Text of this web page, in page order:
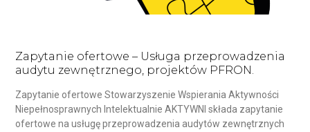
Zapytanie ofertowe – Usługa przeprowadzenia
audytu zewnętrznego, projektów PFRON.
Zapytanie ofertowe Stowarzyszenie Wspierania Aktywności
Niepełnosprawnych Intelektualnie AKTYWNI składa zapytanie
ofertowe na usługę przeprowadzenia audytów zewnętrznych